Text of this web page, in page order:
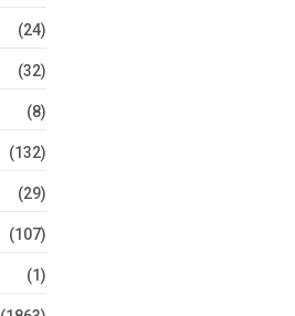
(24)
(32)
(8)
(132)
(29)
(107)
(1)